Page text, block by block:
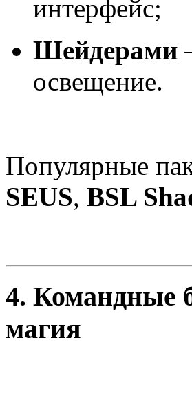
интерфейс;
Шейдерами
освещение.
Популярные
SEUS, BSL
4. Командные
магия